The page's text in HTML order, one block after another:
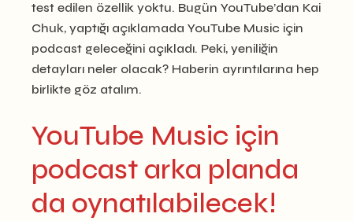
test edilen özellik yoktu. Bugün YouTube’dan Kai
Chuk, yaptığı açıklamada YouTube Music için
podcast geleceğini açıkladı. Peki, yeniliğin
detayları neler olacak? Haberin ayrıntılarına hep
birlikte göz atalım.
YouTube Music için
podcast arka planda
da oynatılabilecek!